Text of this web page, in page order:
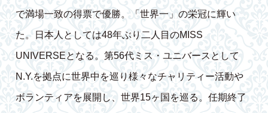
で満場一致の得票で優勝。「世界一」の栄冠に輝い
た。日本人としては48年ぶり二人目のMISS
UNIVERSEとなる。第56代ミス・ユニバースとして
N.Y.を拠点に世界中を巡り様々なチャリティー活動や
ボランティアを展開し、世界15ヶ国を巡る。任期終了